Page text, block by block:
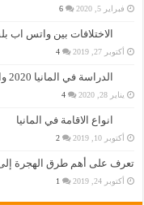
فبراير 5, 2020 6
الاختلافات بين واتس اب
أكتوبر 27, 2019 4
الدراسة في المانيا 2020 واهم التفاصيل عنها
يناير 28, 2020 4
انواع الاقامة في المانيا
أكتوبر 10, 2019 2
تعرف على أهم طرق الهجرة إلى
أكتوبر 24, 2019 1